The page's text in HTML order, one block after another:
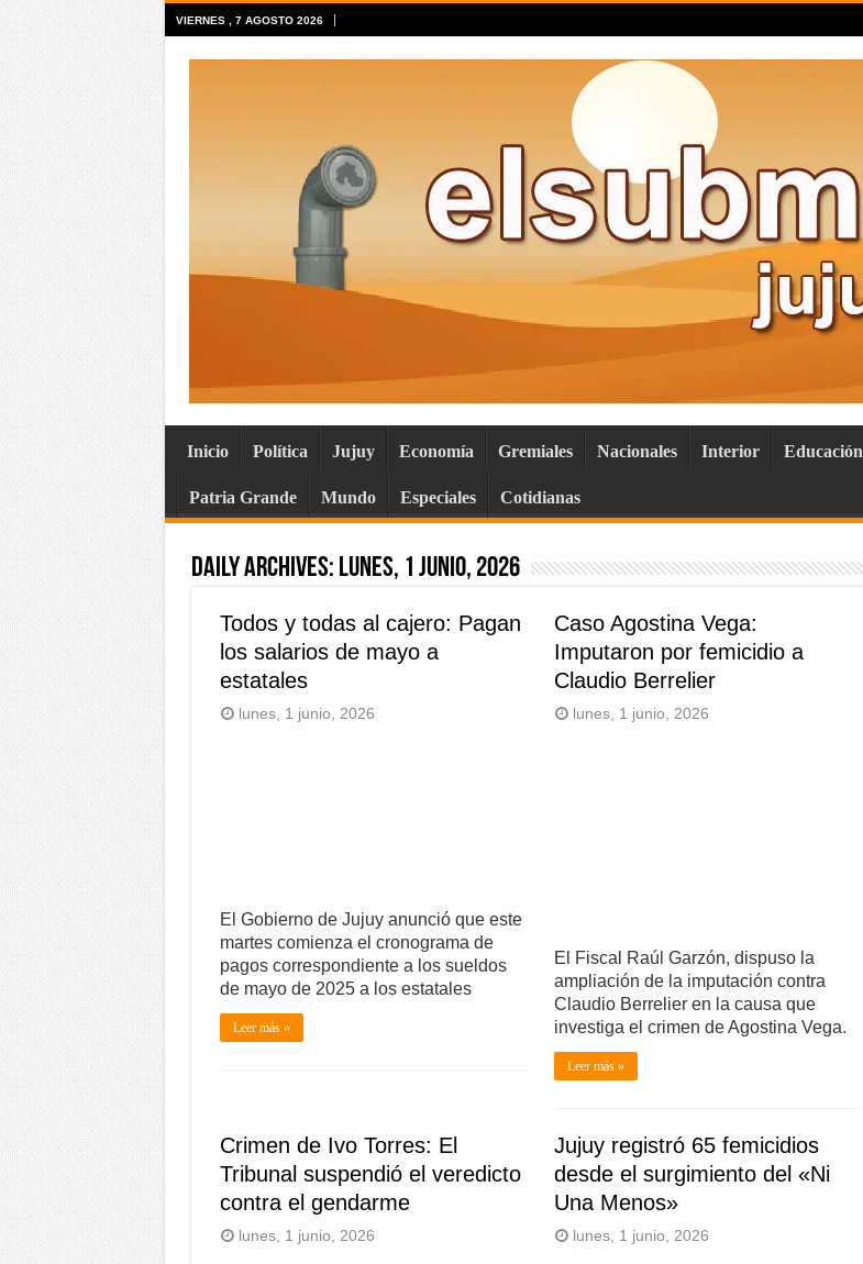
VIERNES , 7 AGOSTO 2026
Inicio Política Jujuy Economía Gremiales Nacionales Interior Educación
Patria Grande Mundo Especiales Cotidianas
Daily Archives: lunes, 1 junio, 2026
Todos y todas al cajero: Pagan
los salarios de mayo a
estatales
lunes, 1 junio, 2026
El Gobierno de Jujuy anunció que este
martes comienza el cronograma de
pagos correspondiente a los sueldos
de mayo de 2025 a los estatales
Leer más »
Caso Agostina Vega:
Imputaron por femicidio a
Claudio Berrelier
lunes, 1 junio, 2026
El Fiscal Raúl Garzón, dispuso la
ampliación de la imputación contra
Claudio Berrelier en la causa que
investiga el crimen de Agostina Vega.
Leer más »
Crimen de Ivo Torres: El
Tribunal suspendió el veredicto
contra el gendarme
lunes, 1 junio, 2026
Jujuy registró 65 femicidios
desde el surgimiento del «Ni
Una Menos»
lunes, 1 junio, 2026